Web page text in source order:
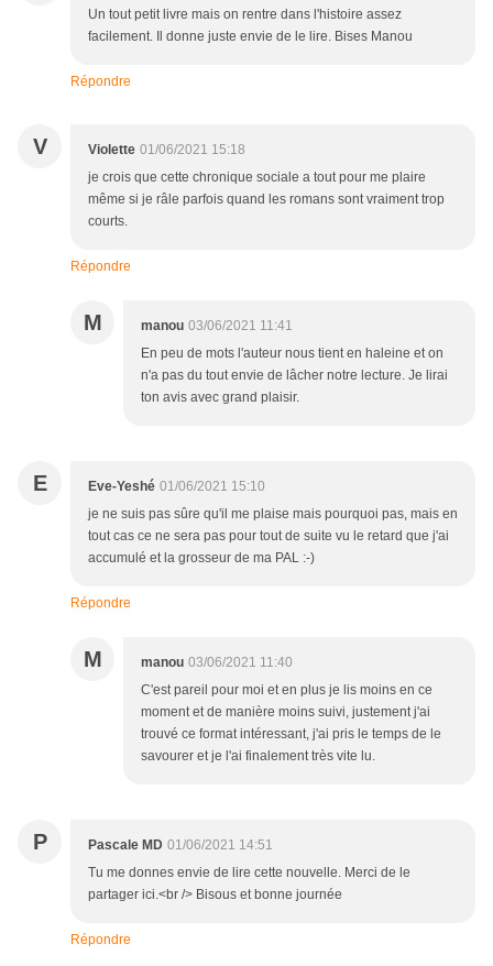
Un tout petit livre mais on rentre dans l'histoire assez
facilement. Il donne juste envie de le lire. Bises Manou
Répondre
V Violette 01/06/2021 15:18
je crois que cette chronique sociale a tout pour me plaire
même si je râle parfois quand les romans sont vraiment trop
courts.
Répondre
M manou 03/06/2021 11:41
En peu de mots l'auteur nous tient en haleine et on
n'a pas du tout envie de lâcher notre lecture. Je lirai
ton avis avec grand plaisir.
E Eve-Yeshé 01/06/2021 15:10
je ne suis pas sûre qu'il me plaise mais pourquoi pas, mais en
tout cas ce ne sera pas pour tout de suite vu le retard que j'ai
accumulé et la grosseur de ma PAL :-)
Répondre
M manou 03/06/2021 11:40
C'est pareil pour moi et en plus je lis moins en ce
moment et de manière moins suivi, justement j'ai
trouvé ce format intéressant, j'ai pris le temps de le
savourer et je l'ai finalement très vite lu.
P Pascale MD 01/06/2021 14:51
Tu me donnes envie de lire cette nouvelle. Merci de le
partager ici.<br /> Bisous et bonne journée
Répondre